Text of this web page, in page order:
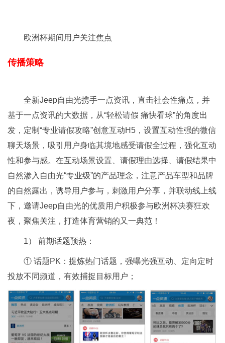
欧洲杯期间用户关注焦点
传播策略
全新Jeep自由光携手一点资讯，直击社会性痛点，并
基于一点资讯的大数据，从“轻松请假 痛快看球”的角度出
发，定制“专业请假攻略”创意互动H5，设置互动性强的微信
聊天场景，吸引用户身临其境地感受请假全过程，强化互动
性和参与感。在互动场景设置、请假理由选择、请假结果中
自然渗入自由光“专业级”的产品理念，注意产品车型和品牌
的自然露出，诱导用户参与，刺激用户分享，并联动线上线
下，邀请Jeep自由光的优质用户积极参与欧洲杯决赛狂欢
夜，聚焦关注，打造体育营销的又一典范！
1） 前期话题预热：
① 话题PK：提炼热门话题，强曝光强互动、定向定时
投放不同频道，有效捕捉目标用户；